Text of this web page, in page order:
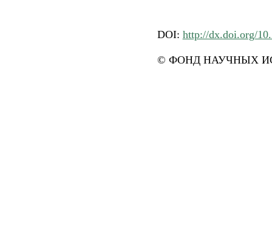
DOI: http://dx.doi.org/
© ФОНД НАУЧНЫХ